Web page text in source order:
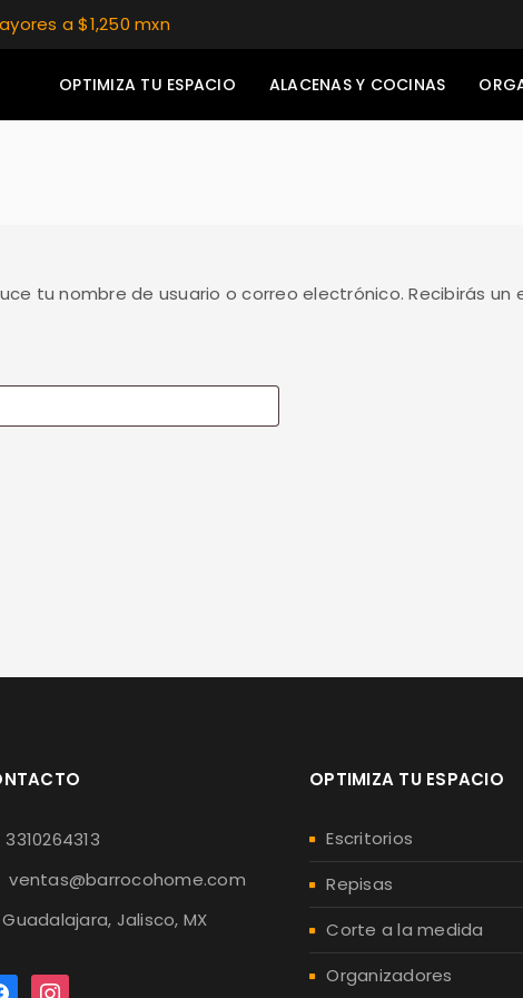
a $1,250 mxn
OPTIMIZA TU ESPACIO ALACENAS Y COCINAS
tu nombre de usuario o correo electrónico. Recibirás
3310264313
ventas@barrocohome.com
Guadalajara, Jalisco, MX
OPTIMIZA TU ESPACIO
Escritorios
Repisas
Corte a la medida
Organizadores